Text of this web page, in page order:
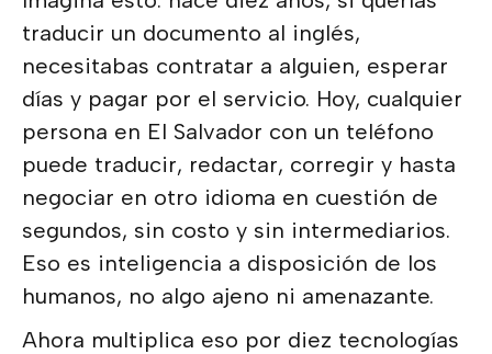
traducir un documento al inglés,
necesitabas contratar a alguien, esperar
días y pagar por el servicio. Hoy, cualquier
persona en El Salvador con un teléfono
puede traducir, redactar, corregir y hasta
negociar en otro idioma en cuestión de
segundos, sin costo y sin intermediarios.
Eso es inteligencia a disposición de los
humanos, no algo ajeno ni amenazante.
Ahora multiplica eso por diez tecnologías